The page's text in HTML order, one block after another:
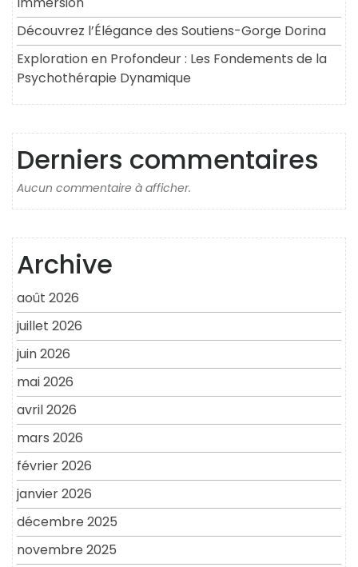
Découvrez l’Élégance des Soutiens-Gorge Dorina
Exploration en Profondeur : Les Fondements de la
Psychothérapie Dynamique
Derniers commentaires
Aucun commentaire à afficher.
Archive
août 2026
juillet 2026
juin 2026
mai 2026
avril 2026
mars 2026
février 2026
janvier 2026
décembre 2025
novembre 2025